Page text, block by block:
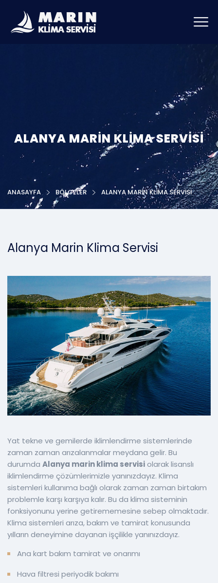
ALANYA MARIN KLIMA SERVISI
ANASAYFA BÖLGELER ALANYA MARIN KLIMA SERVISI
Alanya Marin Klima Servisi
Yat tekne ve gemilerde iklimlendirme sistemlerinde
zaman zaman arızalanmalar meydana gelir. Bu
durumda Alanya marin klima servisiolarak lisanslı
iklimlendirme çözümlerimizle yanınızdayız. Klima
sistemleri kullanıma bağlı olarak zaman zaman birtakım
problemle karşı karşıya kalır. Bu da klima sisteminin
fonksiyonunu yerine getirememesine sebep olmaktadır.
Klima sistemleri arıza, bakım ve tamirat konusunda
yılların deneyimine dayanan işçilikle yanınızdayız.
Ana kart bakım tamirat ve onarımı
Hava filtresi periyodik bakımı